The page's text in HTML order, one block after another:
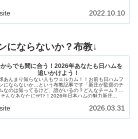
2022.10.10
にならないか？布教↓
らでも間に合う！2026年あなたも日ハムを
追いかけよう！
あんまり知らない人もウェルカム！！お前も日ハムフ
にならないか…という布教記事です「新庄が監督のチ
なのは知ってるけど、誰がいるの？どんなチーム？」
そんなあなたにぜひ！2026年日本ハムの魅力新庄...
2026.03.31